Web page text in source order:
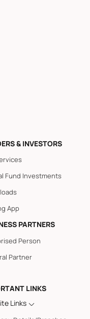
& INVESTORS
Fund Investments
App
PARTNERS
Person
Partner
LINKS
Links